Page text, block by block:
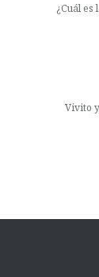
¿Cuál
Vivito